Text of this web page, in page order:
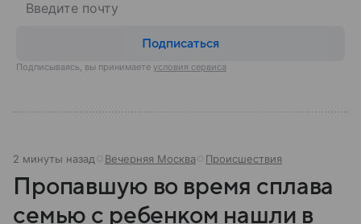
Подписаться
Подписываясь, вы принимаете условия сервиса
2 минуты назад Вечерняя Москва Происшествия
Пропавшую во время сплава
семью с ребенком нашли в